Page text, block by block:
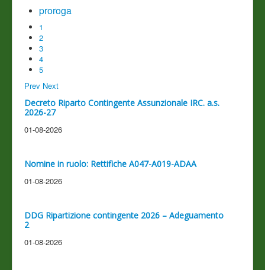
proroga
1
2
3
4
5
Prev Next
Decreto Riparto Contingente Assunzionale IRC. a.s.
2026-27
01-08-2026
Nomine in ruolo: Rettifiche A047-A019-ADAA
01-08-2026
DDG Ripartizione contingente 2026 – Adeguamento
2
01-08-2026